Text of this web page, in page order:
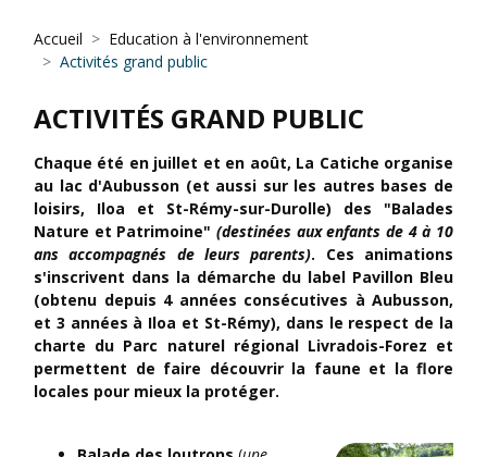
Accueil
Education à l'environnement
Activités grand public
ACTIVITÉS GRAND PUBLIC
Chaque été en juillet et en août, La Catiche organise
au lac d'Aubusson (et aussi sur les autres bases de
loisirs, Iloa et St-Rémy-sur-Durolle) des "Balades
Nature et Patrimoine" (destinées aux enfants de 4 à 10
ans accompagnés de leurs parents). Ces animations
s'inscrivent dans la démarche du label Pavillon Bleu
(obtenu depuis 4 années consécutives à Aubusson,
et 3 années à Iloa et St-Rémy), dans le respect de la
charte du Parc naturel régional Livradois-Forez et
permettent de faire découvrir la faune et la flore
locales pour mieux la protéger.